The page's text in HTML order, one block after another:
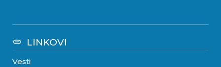
link LINKOVI
Vesti